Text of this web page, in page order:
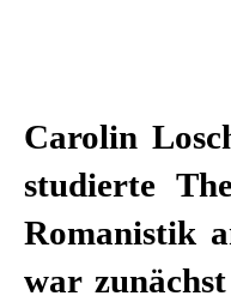
Carolin
studierte
Romanistik
war
am